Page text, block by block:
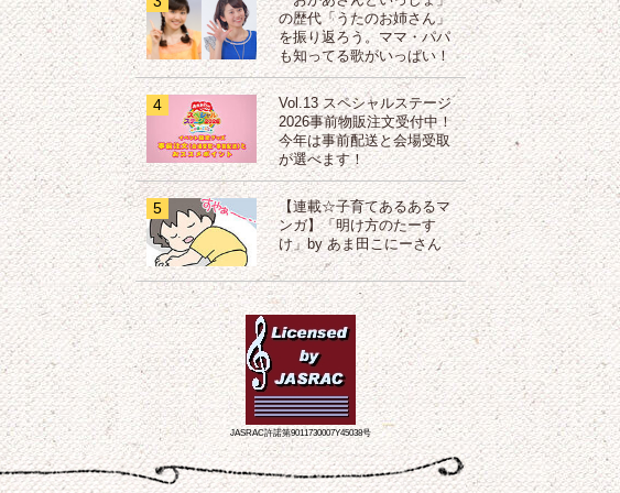
の歴代「うたのお姉さん」
を振り返ろう。ママ・パパ
も知ってる歌がいっぱい！
4
Vol.13 スペシャルステージ
2026事前物販注文受付中！
今年は事前配送と会場受取
が選べます！
5
【連載☆子育てあるあるマ
ンガ】「明け方のたーす
け」by あま田こにーさん
JASRAC許諾第9011730007Y45038号